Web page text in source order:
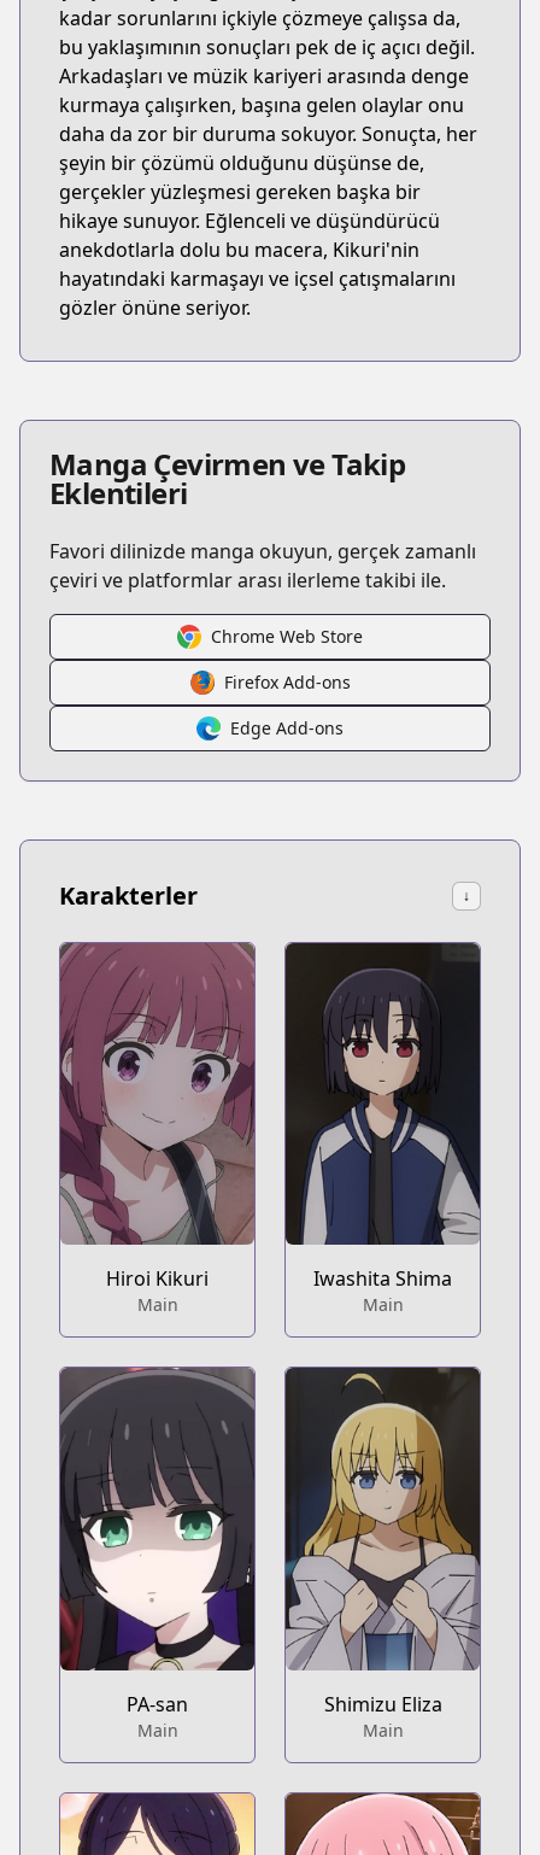
kadar sorunlarını içkiyle çözmeye çalışsa da,
bu yaklaşımının sonuçları pek de iç açıcı değil.
Arkadaşları ve müzik kariyeri arasında denge
kurmaya çalışırken, başına gelen olaylar onu
daha da zor bir duruma sokuyor. Sonuçta, her
şeyin bir çözümü olduğunu düşünse de,
gerçekler yüzleşmesi gereken başka bir
hikaye sunuyor. Eğlenceli ve düşündürücü
anekdotlarla dolu bu macera, Kikuri'nin
hayatındaki karmaşayı ve içsel çatışmalarını
gözler önüne seriyor.
Manga Çevirmen ve Takip
Eklentileri
Favori dilinizde manga okuyun, gerçek zamanlı
çeviri ve platformlar arası ilerleme takibi ile.
Chrome Web Store
Firefox Add-ons
Edge Add-ons
Karakterler ↓
Hiroi Kikuri
Main
Iwashita Shima
Main
PA-san
Main
Shimizu Eliza
Main